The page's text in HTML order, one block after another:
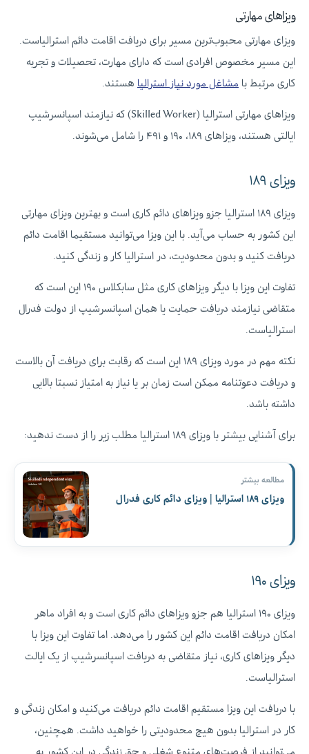
ویزاهای مهارتی
ویزای مهارتی محبوب‌ترین مسیر برای دریافت اقامت دائم استرالیاست.
این مسیر مخصوص افرادی است که دارای مهارت، تحصیلات و تجربه
کاری مرتبط با مشاغل مورد نیاز استرالیا هستند.
ویزاهای مهارتی استرالیا (Skilled Worker) که نیازمند اسپانسرشیپ
ایالتی هستند، ویزاهای ۱۸۹، ۱۹۰ و ۴۹۱ را شامل می‌شوند.
ویزای ۱۸۹
ویزای ۱۸۹ استرالیا جزو ویزاهای دائم کاری است و بهترین ویزای مهارتی
این کشور به حساب می‌آید. با این ویزا می‌توانید مستقیما اقامت دائم
دریافت کنید و بدون محدودیت، در استرالیا کار و زندگی کنید.
تفاوت این ویزا با دیگر ویزاهای کاری مثل سابکلاس ۱۹۰ این است که
متقاضی نیازمند دریافت حمایت یا همان اسپانسرشیپ از دولت فدرال
استرالیاست.
نکته مهم در مورد ویزای ۱۸۹ این است که رقابت برای دریافت آن بالاست
و دریافت دعوتنامه ممکن است زمان بر یا نیاز به امتیاز نسبتا بالایی
داشته باشد.
برای آشنایی بیشتر با ویزای ۱۸۹ استرالیا مطلب زیر را از دست ندهید:
مطالعه بیشتر
ویزای ۱۸۹ استرالیا | ویزای دائم کاری فدرال
ویزای ۱۹۰
ویزای ۱۹۰ استرالیا هم جزو ویزاهای دائم کاری است و به افراد ماهر
امکان دریافت اقامت دائم این کشور را می‌دهد. اما تفاوت این ویزا با
دیگر ویزاهای کاری، نیاز متقاضی به دریافت اسپانسرشیپ از یک ایالت
استرالیاست.
با دریافت این ویزا مستقیم اقامت دائم دریافت می‌کنید و امکان زندگی و
کار در استرالیا بدون هیچ محدودیتی را خواهید داشت. همچنین،
می‌توانید از فرصت‌های متنوع شغلی و حق زندگی در این کشور به